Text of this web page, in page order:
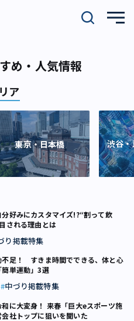
め・人気情報
ア
東京・日本橋 渋谷
分好みにカスタマイズ!?“割って飲
される理由とは
り掲載特集
不足！ すきま時間でできる、体と心
単運動」3選
中づり掲載特集
に大変身！ 来春「巨大eスポーツ施
社トップに狙いを聞いた